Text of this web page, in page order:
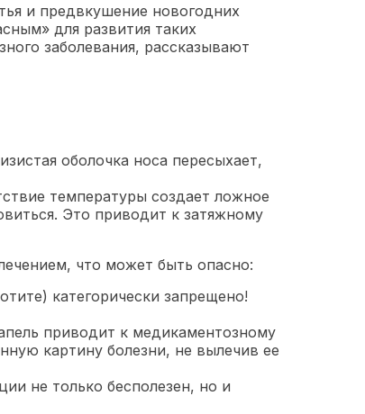
и предвкушение новогодних
для развития таких
заболевания, рассказывают
оболочка носа пересыхает,
температуры создает ложное
Это приводит к затяжному
что может быть опасно:
категорически запрещено!
приводит к медикаментозному
картину болезни, не вылечив ее
не только бесполезен, но и